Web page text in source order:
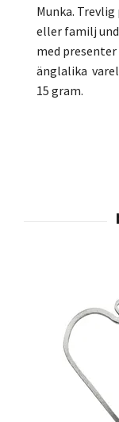
Munka.
eller familj
med
änglalika
15 gram.